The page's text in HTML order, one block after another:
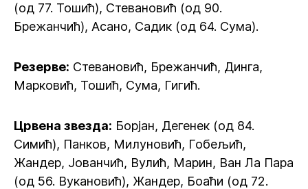
(од 77. Тошић), Стевановић (од 90.
Брежанчић), Асано, Садик (од 64. Сума).
Резерве: Стевановић, Брежанчић, Динга,
Марковић, Тошић, Сума, Гигић.
Црвена звезда: Борјан, Дегенек (од 84.
Симић), Панков, Милуновић, Гобељић,
Жандер, Јованчић, Вулић, Марин, Ван Ла Пара
(од 56. Вукановић), Жандер, Боаћи (од 72.